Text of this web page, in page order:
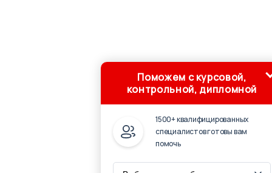
Поможем с курсовой,
контрольной, дипломной
1500+ квалифицированных
специалистов готовы вам
помочь